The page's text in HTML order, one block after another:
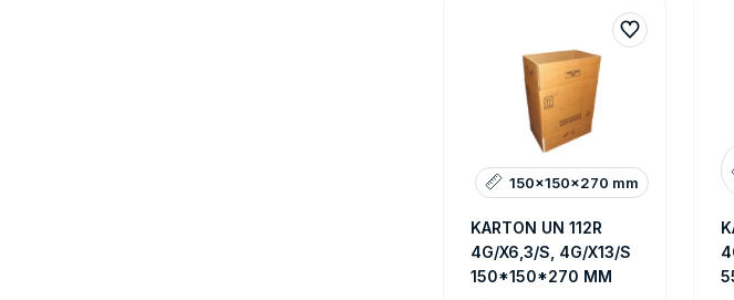
KARTON UN 112R
4G/X6,3/S, 4G/X13/S
150*150*270 MM
150x150x270 mm